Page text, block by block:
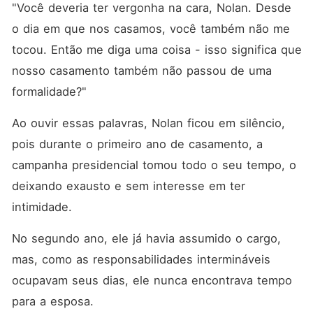
"Você deveria ter vergonha na cara, Nolan. Desde
o dia em que nos casamos, você também não me
tocou. Então me diga uma coisa - isso significa que
nosso casamento também não passou de uma
formalidade?"
Ao ouvir essas palavras, Nolan ficou em silêncio,
pois durante o primeiro ano de casamento, a
campanha presidencial tomou todo o seu tempo, o
deixando exausto e sem interesse em ter
intimidade.
No segundo ano, ele já havia assumido o cargo,
mas, como as responsabilidades intermináveis
ocupavam seus dias, ele nunca encontrava tempo
para a esposa.